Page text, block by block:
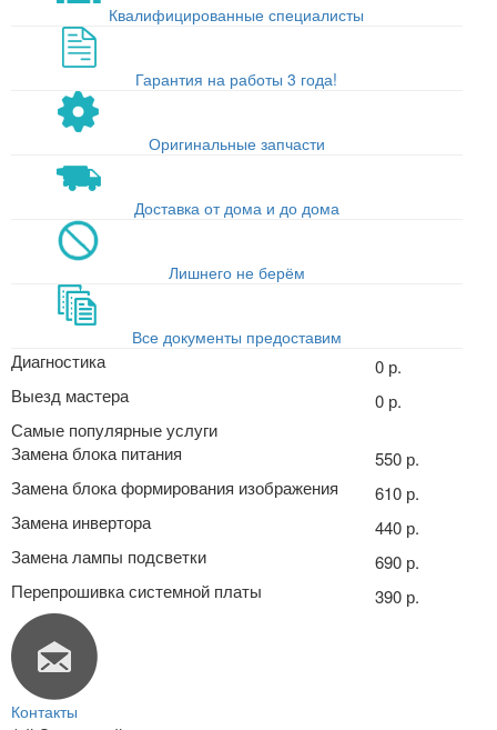
Квалифицированные специалисты
Гарантия на работы 3 года!
Оригинальные запчасти
Доставка от дома и до дома
Лишнего не берём
Все документы предоставим
Диагностика
0 р.
Выезд мастера
0 р.
Самые популярные услуги
Замена блока питания
550 р.
Замена блока формирования изображения
610 р.
Замена инвертора
440 р.
Замена лампы подсветки
690 р.
Перепрошивка системной платы
390 р.
Контакты